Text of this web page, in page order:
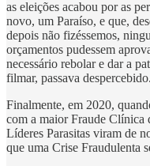
as eleições acabou por as
novo, um Paraíso, e que,
depois não fizéssemos,
orçamentos pudessem
necessário rebolar e dar a
filmar, passava despercebido.
Finalmente, em 2020,
com a maior Fraude Clínica
Líderes Parasitas viram de
que uma Crise Fraudulenta